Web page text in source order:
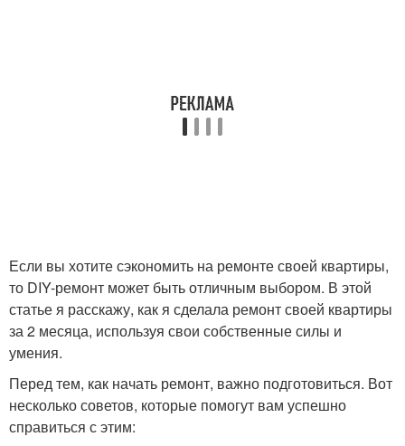
Если вы хотите сэкономить на ремонте своей квартиры,
то DIY-ремонт может быть отличным выбором. В этой
статье я расскажу, как я сделала ремонт своей квартиры
за 2 месяца, используя свои собственные силы и
умения.
Перед тем, как начать ремонт, важно подготовиться. Вот
несколько советов, которые помогут вам успешно
справиться с этим: